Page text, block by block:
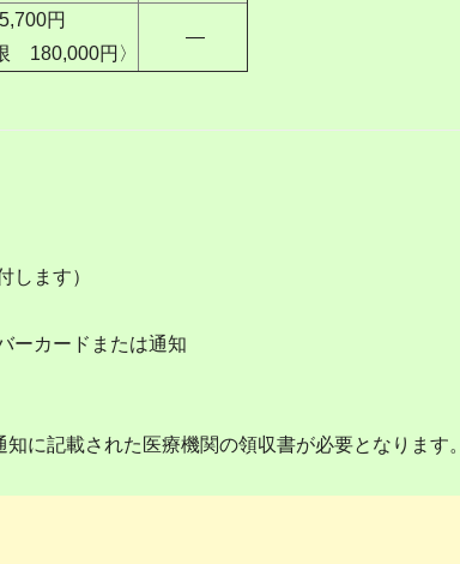
円
180,000円〉
―
します）
ーカードまたは通知
に記載された医療機関の領収書が必要となります。